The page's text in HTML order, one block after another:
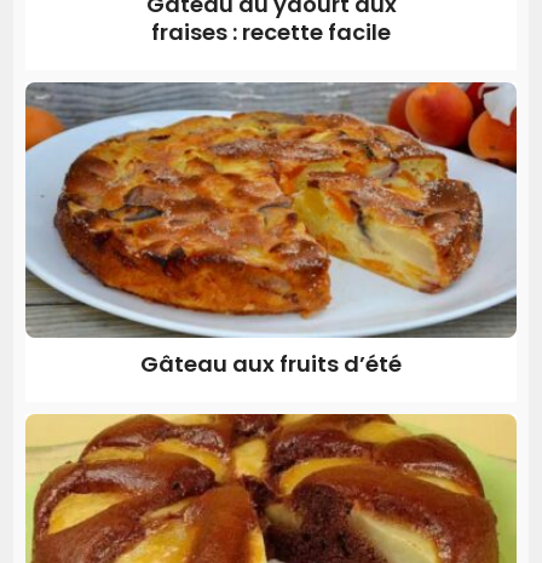
fraises : recette facile
Gâteau aux fruits d’été